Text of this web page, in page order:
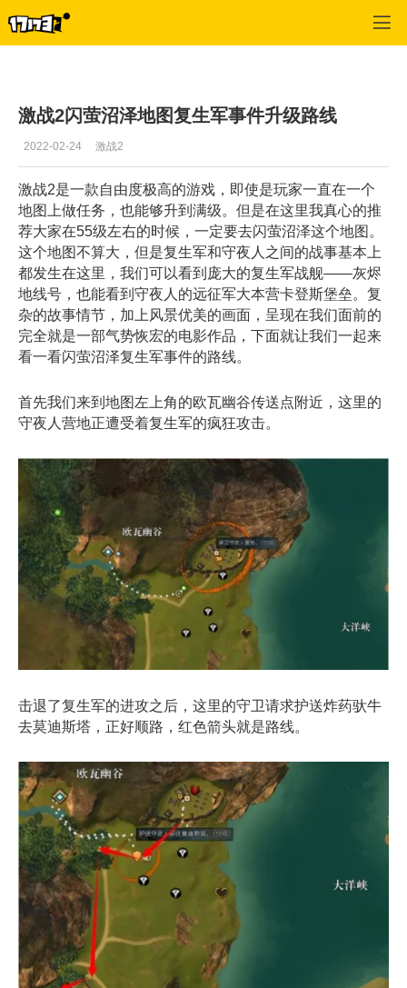
激战2闪萤沼泽地图复生军事件升级路线
2022-02-24 激战2
激战2是一款自由度极高的游戏，即使是玩家一直在一个
地图上做任务，也能够升到满级。但是在这里我真心的推
荐大家在55级左右的时候，一定要去闪萤沼泽这个地图。
这个地图不算大，但是复生军和守夜人之间的战事基本上
都发生在这里，我们可以看到庞大的复生军战舰——灰烬
地线号，也能看到守夜人的远征军大本营卡登斯堡垒。 复
杂的故事情节，加上风景优美的画面，呈现在我们面前的
完全就是一部气势恢宏的电影作品，下面就让我们一起来
看一看闪萤沼泽复生军事件的路线。
首先我们来到地图左上角的欧瓦幽谷传送点附近，这里的
守夜人营地正遭受着复生军的疯狂攻击。
击退了复生军的进攻之后，这里的守卫请求护送炸药驮牛
去莫迪斯塔，正好顺路，红色箭头就是路线。